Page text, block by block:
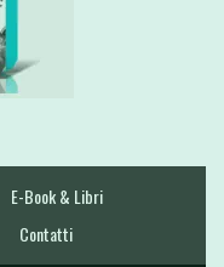
E-Book & Libri
Contatti